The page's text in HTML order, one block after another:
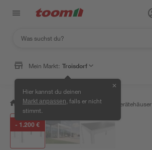
Mein Markt: Troisdorf
Hier kannst du deinen
Markt anpassen , falls er nicht
stimmt.
✕
/ Garten & Freizeit / Garten- & Gerätehäuser
- 1.200 €